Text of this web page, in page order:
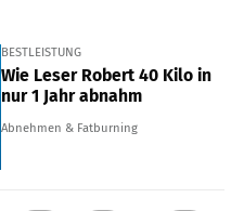
BESTLEISTUNG
Wie Leser Robert 40 Kilo in
nur 1 Jahr abnahm
Abnehmen & Fatburning